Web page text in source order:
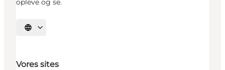
opleve og se.
Vælg sprog
Vores sites